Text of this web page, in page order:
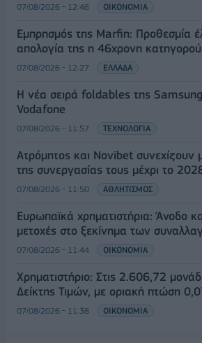
07/08/2026 - 12:46 ΟΙΚΟΝΟΜΙΑ
Εμπρησμός της Marfin: Προθεσμία
απολογία της η 46χρονη
07/08/2026 - 12:27 ΕΛΛΑΔΑ
Η νέα σειρά foldables της Samsung
Vodafone
07/08/2026 - 11:57 ΤΕΧΝΟΛΟΓΙΑ
Ατρόμητος και Novibet συνεχίζουν
της συνεργασίας τους μέχρι το
07/08/2026 - 11:50 ΑΘΛΗΤΙΣΜΟΣ
Ευρωπαϊκά χρηματιστήρια: Άνοδο
μετοχές στο ξεκίνημα των
07/08/2026 - 11:44 ΟΙΚΟΝΟΜΙΑ
Χρηματιστήριο: Στις 2.606,72
Δείκτης Τιμών, με οριακή πτώση
07/08/2026 - 11:38 ΟΙΚΟΝΟΜΙΑ